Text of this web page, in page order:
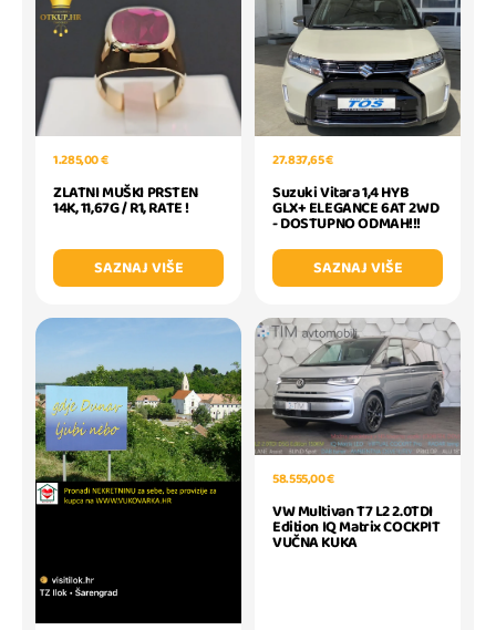
1.285,00 €
ZLATNI MUŠKI PRSTEN
14K, 11,67G / R1, RATE !
SAZNAJ VIŠE
27.837,65 €
Suzuki Vitara 1,4 HYB
GLX+ ELEGANCE 6AT 2WD
- DOSTUPNO ODMAH!!!
SAZNAJ VIŠE
58.555,00 €
VW Multivan T7 L2 2.0TDI
Edition IQ Matrix COCKPIT
VUČNA KUKA